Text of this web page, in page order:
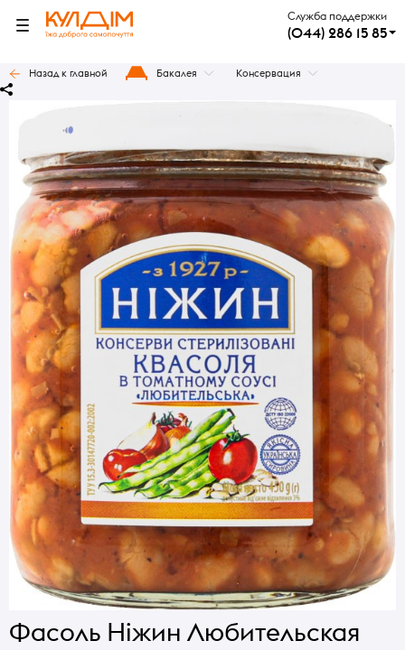
Служба поддержки
(044) 286 15 85
Назад к главной Бакалея Консервация
Фасоль Ніжин Любительская